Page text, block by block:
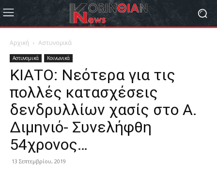
Αρχική Αστυνομικά
Αστυνομικά Κοινωνικά
ΚΙΑΤΟ: Νεότερα για τις
πολλές κατασχέσεις
δενδρυλλίων χασίς στο Α.
Διμηνιό- Συνελήφθη
54χρονος…
13 Σεπτεμβρίου, 2019